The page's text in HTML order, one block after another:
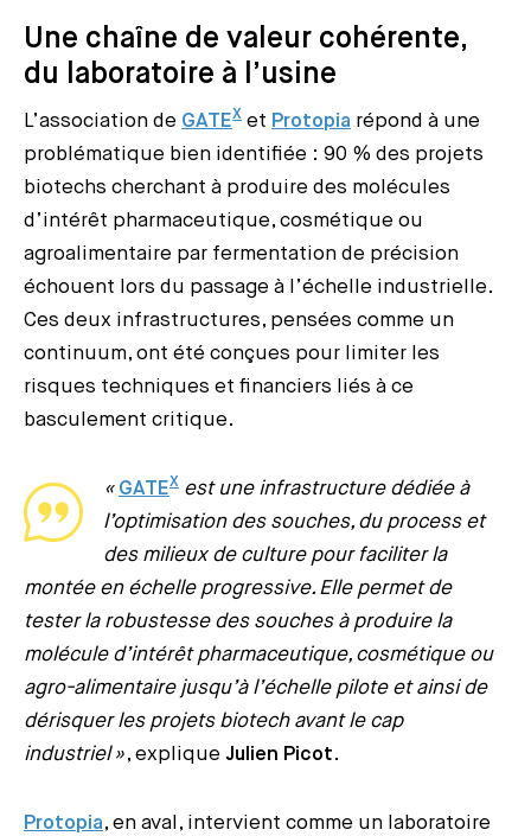
Une chaîne de valeur cohérente,
du laboratoire à l’usine
L’association de GATEX et Protopia répond à une
problématique bien identifiée : 90 % des projets
biotechs cherchant à produire des molécules
d’intérêt pharmaceutique, cosmétique ou
agroalimentaire par fermentation de précision
échouent lors du passage à l’échelle industrielle.
Ces deux infrastructures, pensées comme un
continuum, ont été conçues pour limiter les
risques techniques et financiers liés à ce
basculement critique.
« GATEX est une infrastructure dédiée à
l’optimisation des souches, du process et
des milieux de culture pour faciliter la
montée en échelle progressive. Elle permet de
tester la robustesse des souches à produire la
molécule d’intérêt pharmaceutique, cosmétique ou
agro-alimentaire jusqu’à l’échelle pilote et ainsi de
dérisquer les projets biotech avant le cap
industriel », explique Julien Picot.
Protopia, en aval, intervient comme un laboratoire